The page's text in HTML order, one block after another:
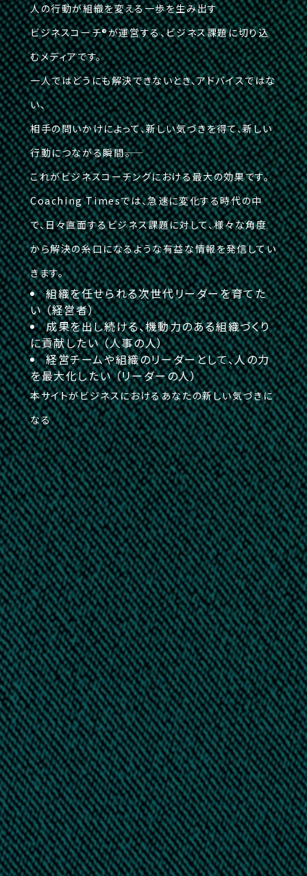
人の行動が組織を変える一歩を生み出す
ビジネスコーチ®が運営する、ビジネス課題に切り込
むメディアです。
一人ではどうにも解決できないとき、アドバイスではな
い、
相手の問いかけによって、新しい気づきを得て、新しい
行動につながる瞬間――。
これがビジネスコーチングにおける最大の効果です。
Coaching Timesでは、急速に変化する時代の中
で、日々直面するビジネス課題に対して、様々な角度
から解決の糸口になるような有益な情報を発信してい
きます。
組織を任せられる次世代リーダーを育てた
い （経営者）
成果を出し続ける、機動力のある組織づくり
に貢献したい （人事の人）
経営チームや組織のリーダーとして、人の力
を最大化したい （リーダーの人）
本サイトがビジネスにおけるあなたの新しい気づきに
なる